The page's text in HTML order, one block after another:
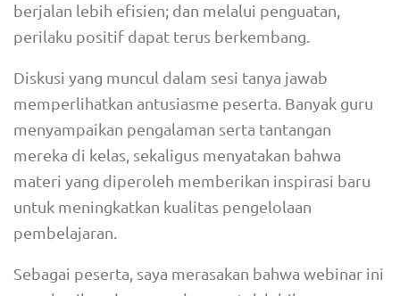
berjalan lebih efisien; dan melalui penguatan,
perilaku positif dapat terus berkembang.
Diskusi yang muncul dalam sesi tanya jawab
memperlihatkan antusiasme peserta. Banyak guru
menyampaikan pengalaman serta tantangan
mereka di kelas, sekaligus menyatakan bahwa
materi yang diperoleh memberikan inspirasi baru
untuk meningkatkan kualitas pengelolaan
pembelajaran.
Sebagai peserta, saya merasakan bahwa webinar ini